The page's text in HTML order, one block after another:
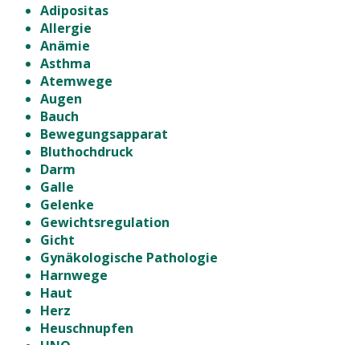
Adipositas
Allergie
Anämie
Asthma
Atemwege
Augen
Bauch
Bewegungsapparat
Bluthochdruck
Darm
Galle
Gelenke
Gewichtsregulation
Gicht
Gynäkologische Pathologie
Harnwege
Haut
Herz
Heuschnupfen